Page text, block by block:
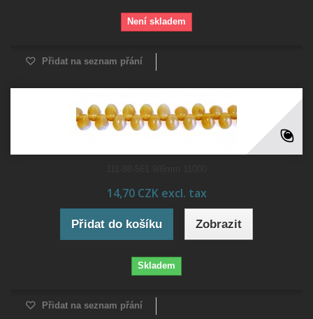
Není skladem
Přidat na seznam přání
14,70 CZK excl. tax
Přidat do košíku Zobrazit
Skladem
Přidat na seznam přání